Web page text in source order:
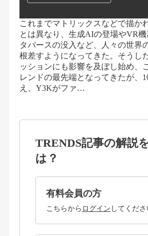
これまでマトリックスなどで描か
とは異なり、生成AIの登場やVR機
タバースの没入など、人々の世界
根差すようになってきた。そうし
ッションにも影響を及ぼし始め、
レンドの最先端となってきたが、
え、Y3Kがファ…
TRENDS記事の解説
は？
有料会員の方
こちらから ログイン してくださ